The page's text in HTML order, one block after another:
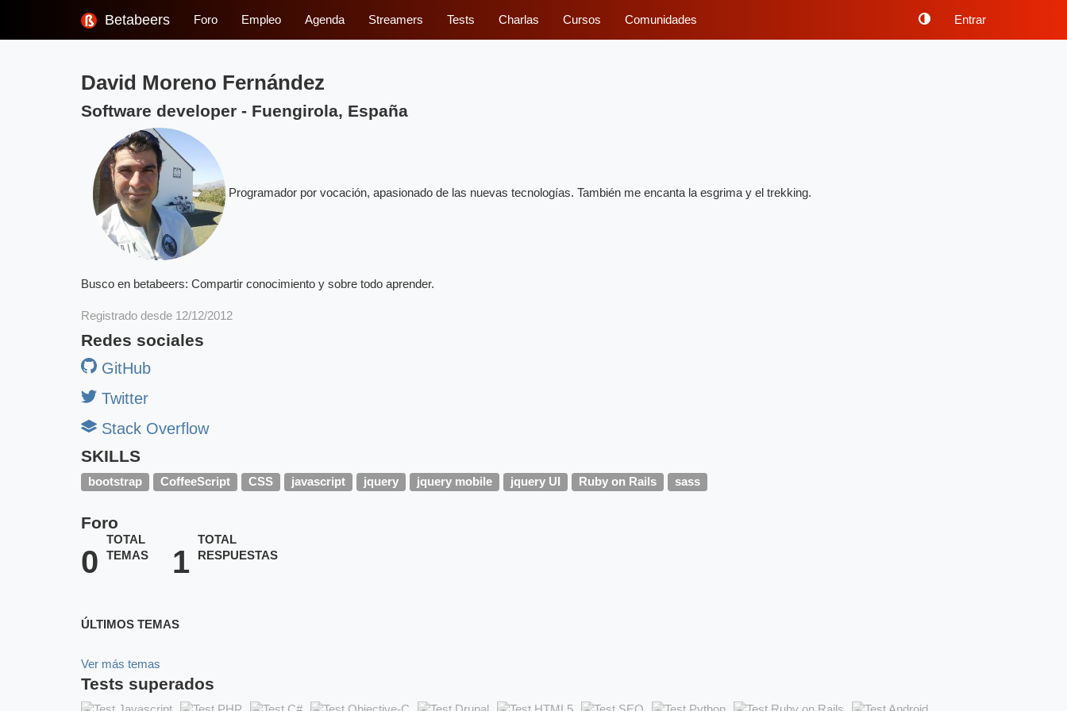
Betabeers Foro Empleo Agenda Streamers Tests Charlas Cursos Comunidades Entrar
David Moreno Fernández
Software developer - Fuengirola, España
Programador por vocación, apasionado de las nuevas tecnologías. También me encanta la esgrima y el trekking.
Busco en betabeers: Compartir conocimiento y sobre todo aprender.
Registrado desde 12/12/2012
Redes sociales
GitHub
Twitter
Stack Overflow
SKILLS
bootstrap CoffeeScript CSS javascript jquery jquery mobile jquery UI Ruby on Rails sass
Foro
0
TOTAL
TEMAS
1
TOTAL
RESPUESTAS
ÚLTIMOS TEMAS
Ver más temas
Tests superados